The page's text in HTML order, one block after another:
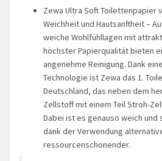
Zewa Ultra Soft Toilettenpapier
Weichheit und Hautsanftheit –
weiche Wohlfühllagen mit
höchster Papierqualität bieten
angenehme Reinigung. Dank
Technologie ist Zewa das 1.
Deutschland, das neben dem
Zellstoff mit einem Teil Stroh-
Dabei ist es genauso weich und
dank der Verwendung
ressourcenschonender.